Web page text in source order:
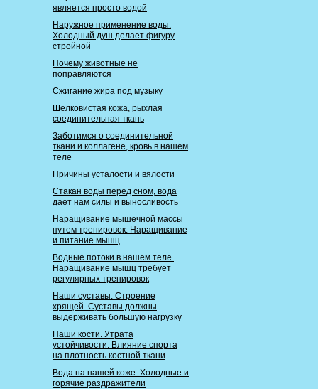
является просто водой
Наружное применение воды.
Холодный душ делает фигуру
стройной
Почему животные не
поправляются
Сжигание жира под музыку
Шелковистая кожа, рыхлая
соединительная ткань
Заботимся о соединительной
ткани и коллагене, кровь в нашем
теле
Причины усталости и вялости
Стакан воды перед сном, вода
дает нам силы и выносливость
Наращивание мышечной массы
путем тренировок. Наращивание
и питание мышц
Водные потоки в нашем теле.
Наращивание мышц требует
регулярных тренировок
Наши суставы. Строение
хрящей. Суставы должны
выдерживать большую нагрузку
Наши кости. Утрата
устойчивости. Влияние спорта
на плотность костной ткани
Вода на нашей коже. Холодные и
горячие раздражители